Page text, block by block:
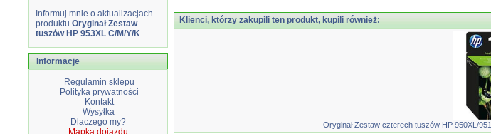
Informuj mnie o aktualizacjach
produktu Oryginał Zestaw
tuszów HP 953XL C/M/Y/K
Informacje
Regulamin sklepu
Polityka prywatności
Kontakt
Wysyłka
Dlaczego my?
Mapka dojazdu
Klienci, którzy zakupili ten produkt, kupili również:
Oryginał Zestaw czterech tuszów HP 950XL/